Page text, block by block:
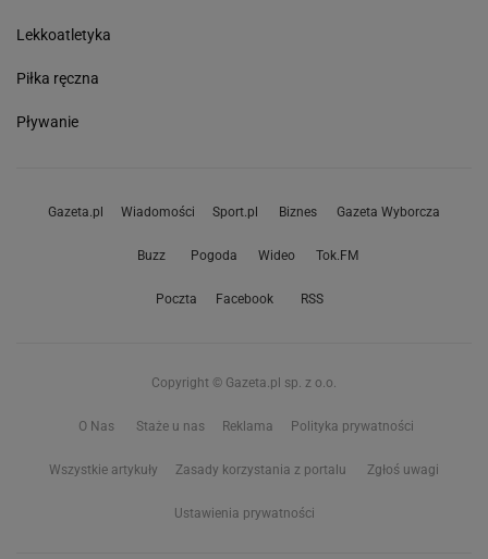
Lekkoatletyka
Piłka ręczna
Pływanie
Gazeta.pl Wiadomości Sport.pl Biznes Gazeta Wyborcza
Buzz Pogoda Wideo Tok.FM
Poczta Facebook RSS
Copyright © Gazeta.pl sp. z o.o.
O Nas Staże u nas Reklama Polityka prywatności
Wszystkie artykuły Zasady korzystania z portalu Zgłoś uwagi
Ustawienia prywatności